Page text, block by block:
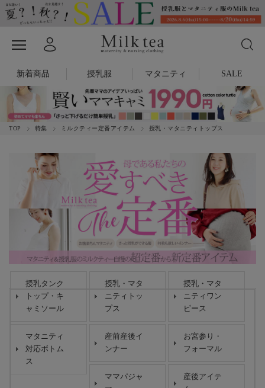
新着商品 授乳服 マタニティ SALE
TOP 特集 ミルクティー定番アイテム 授乳・マタニティトップス
授乳タンク
トップ・キ
ャミソール
授乳・マタ
ニティトッ
プス
授乳・マタ
ニティワン
ピース
マタニティ
対応ボトム
ス
産前産後イ
ンナー
お宮参り・
フォーマル
ママパジャ
産後アイテ